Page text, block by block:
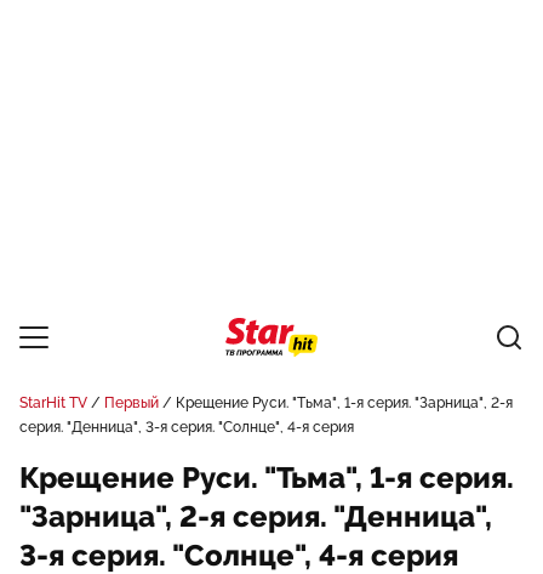
StarHit TV Первый
Крещение Руси. "Тьма", 1-я серия. "Зарница", 2-я
серия. "Денница", 3-я серия. "Солнце", 4-я серия
Крещение Руси. "Тьма", 1-я серия.
"Зарница", 2-я серия. "Денница",
3-я серия. "Солнце", 4-я серия